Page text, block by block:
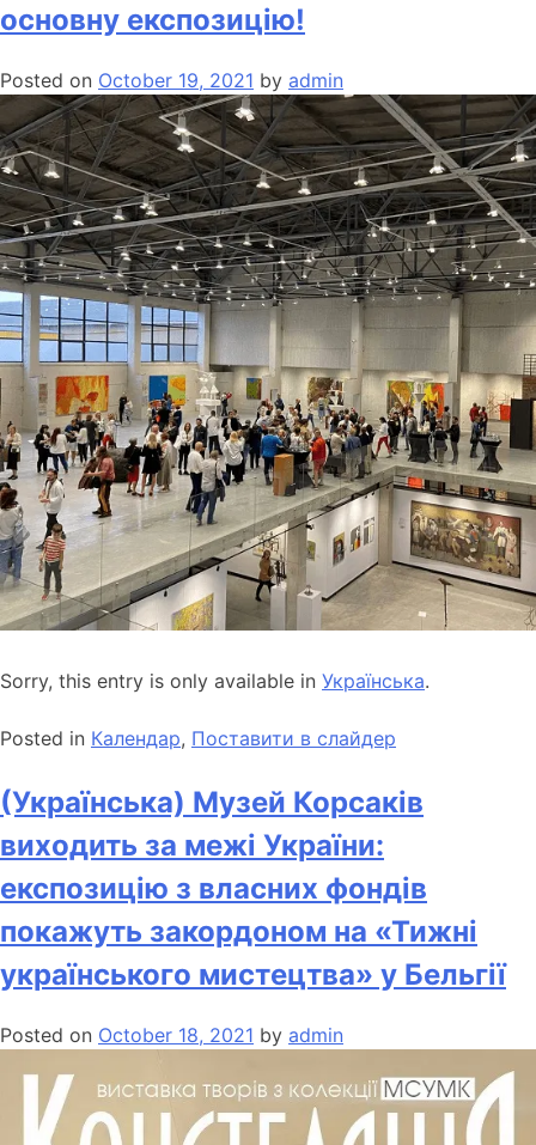
основну експозицію!
Posted on October 19, 2021 by admin
Sorry, this entry is only available in Українська.
Posted in Календар, Поставити в слайдер
(Українська) Музей Корсаків
виходить за межі України:
експозицію з власних фондів
покажуть закордоном на «Тижні
українського мистецтва» у Бельгії
Posted on October 18, 2021 by admin